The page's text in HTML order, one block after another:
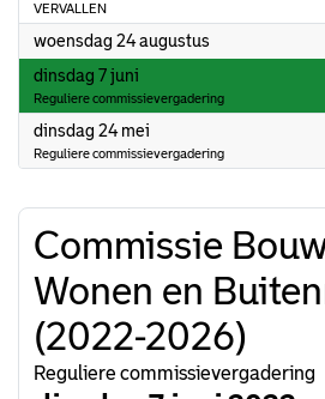
VERVALLEN
woensdag 24 augustus
dinsdag 7 juni
Reguliere commissievergadering
dinsdag 24 mei
Reguliere commissievergadering
Commissie
Wonen en
(2022-2026)
Reguliere commissievergadering